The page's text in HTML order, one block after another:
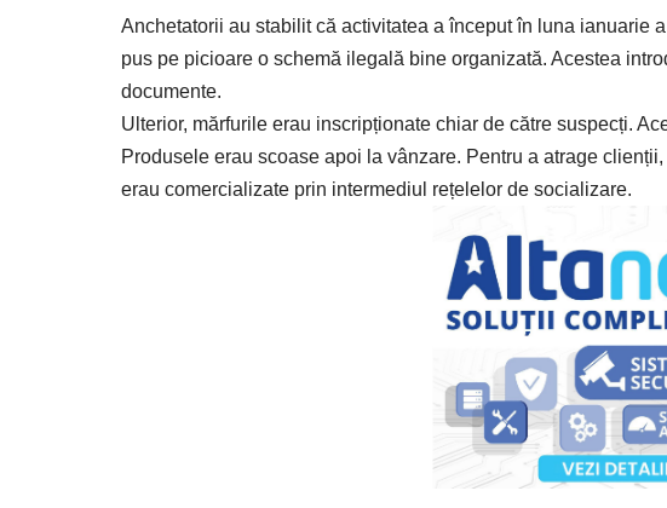
Anchetatorii au stabilit că activitatea a început în luna ianuarie
pus pe picioare o schemă ilegală bine organizată. Acestea
documente.
Ulterior, mărfurile erau inscripționate chiar de către suspecți.
Produsele erau scoase apoi la vânzare. Pentru a atrage
erau comercializate prin intermediul rețelelor de socializare.